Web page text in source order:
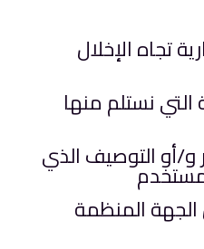
تجاه الإخلال
التي نستلم منها
و/أو التوصيف الذي
المنظمة